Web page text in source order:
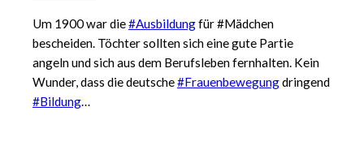
Um 1900 war die#Ausbildungfür #Mädchen
bescheiden. Töchter sollten sich eine gute Partie
angeln und sich aus dem Berufsleben fernhalten. Kein
Wunder, dass die deutsche#Frauenbewegungdringend
#Bildung…